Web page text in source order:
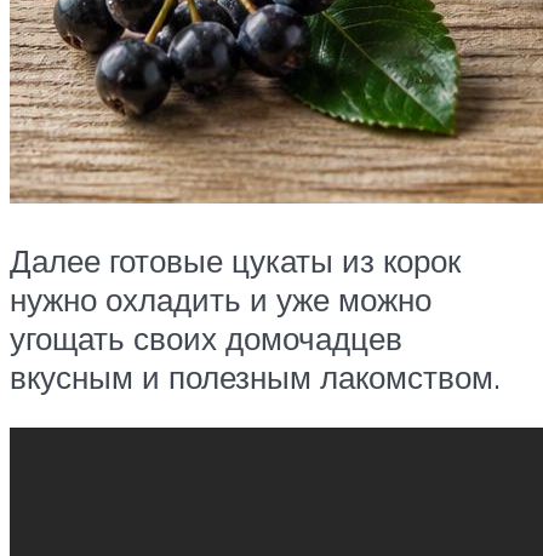
Далее готовые цукаты из корок
нужно охладить и уже можно
угощать своих домочадцев
вкусным и полезным лакомством.